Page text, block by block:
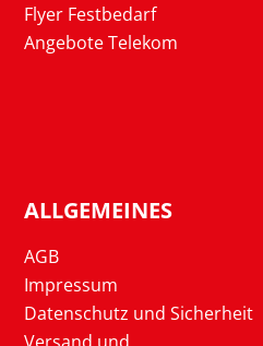
Flyer Festbedarf
Angebote Telekom
ALLGEMEINES
AGB
Impressum
Datenschutz und Sicherheit